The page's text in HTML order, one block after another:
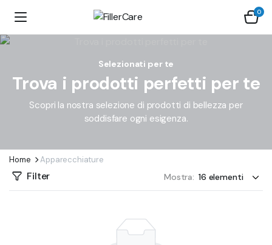
0
Selezionati per te
Trova i prodotti perfetti per te
Scopri la nostra selezione di prodotti di bellezza per
soddisfare ogni esigenza.
Home Apparecchiature
Filter Mostra: